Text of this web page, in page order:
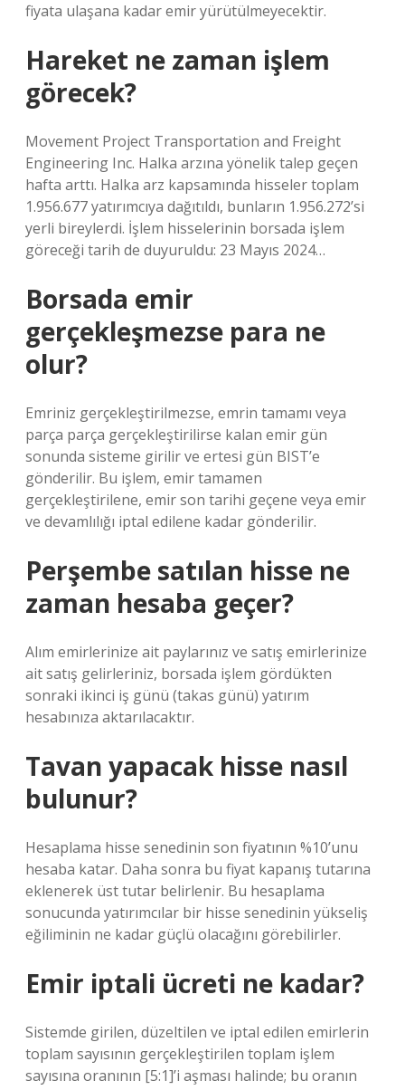
fiyata ulaşana kadar emir yürütülmeyecektir.
Hareket ne zaman işlem
görecek?
Movement Project Transportation and Freight
Engineering Inc. Halka arzına yönelik talep geçen
hafta arttı. Halka arz kapsamında hisseler toplam
1.956.677 yatırımcıya dağıtıldı, bunların 1.956.272’si
yerli bireylerdi. İşlem hisselerinin borsada işlem
göreceği tarih de duyuruldu: 23 Mayıs 2024…
Borsada emir
gerçekleşmezse para ne
olur?
Emriniz gerçekleştirilmezse, emrin tamamı veya
parça parça gerçekleştirilirse kalan emir gün
sonunda sisteme girilir ve ertesi gün BIST’e
gönderilir. Bu işlem, emir tamamen
gerçekleştirilene, emir son tarihi geçene veya emir
ve devamlılığı iptal edilene kadar gönderilir.
Perşembe satılan hisse ne
zaman hesaba geçer?
Alım emirlerinize ait paylarınız ve satış emirlerinize
ait satış gelirleriniz, borsada işlem gördükten
sonraki ikinci iş günü (takas günü) yatırım
hesabınıza aktarılacaktır.
Tavan yapacak hisse nasıl
bulunur?
Hesaplama hisse senedinin son fiyatının %10’unu
hesaba katar. Daha sonra bu fiyat kapanış tutarına
eklenerek üst tutar belirlenir. Bu hesaplama
sonucunda yatırımcılar bir hisse senedinin yükseliş
eğiliminin ne kadar güçlü olacağını görebilirler.
Emir iptali ücreti ne kadar?
Sistemde girilen, düzeltilen ve iptal edilen emirlerin
toplam sayısının gerçekleştirilen toplam işlem
sayısına oranının [5:1]’i aşması halinde; bu oranın